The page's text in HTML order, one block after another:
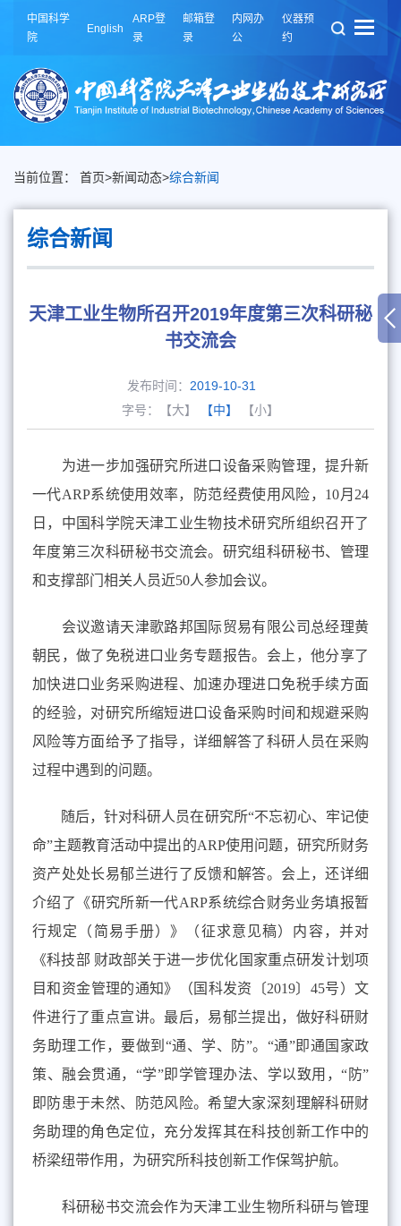
中国科学
院
English
ARP登
录
邮箱登
录
内网办
公
仪器预
约
当前位置： 首页>新闻动态>综合新闻
综合新闻
天津工业生物所召开2019年度第三次科研秘
书交流会
发布时间： 2019-10-31
字号：
【大】 【中】 【小】
为进一步加强研究所进口设备采购管理，提升新
一代ARP系统使用效率，防范经费使用风险， 10月 24
日，中国科学院天津工业生物技术研究所组织召开了
年度第三次科研秘书交流会。研究组科研秘书、管理
和支撑部门相关人员近50人参加会议。
会议邀请天津歌路邦国际贸易有限公司总经理黄
朝民，做了免税进口业务专题报告。会上，他分享了
加快进口业务采购进程、加速办理进口免税手续方面
的经验，对研究所缩短进口设备采购时间和规避采购
风险等方面给予了指导，详细解答了科研人员在采购
过程中遇到的问题。
随后，针对科研人员在研究所“不忘初心、牢记使
命”主题教育活动中提出的ARP使用问题， 研究所财务
资产处处长易郁兰进行了反馈和解答。会上，还详细
介绍了《研究所新一代ARP系统综合财务业务填报暂
行规定（简易手册）》（征求意见稿）内容，并对
《科技部 财政部关于进一步优化国家重点研发计划项
目和资金管理的通知》（国科发资〔2019〕 45号）文
件进行了重点宣讲。最后，易郁兰提出， 做好科研财
务助理工作，要做到“通、学、防”。“通”即通国家政
策、融会贯通，“学”即学管理办法、学以致用，“防”
即防患于未然、防范风险。希望大家深刻理解科研财
务助理的角色定位，充分发挥其在科技创新工作中的
桥梁纽带作用，为研究所科技创新工作保驾护航。
科研秘书交流会作为天津工业生物所科研与管理